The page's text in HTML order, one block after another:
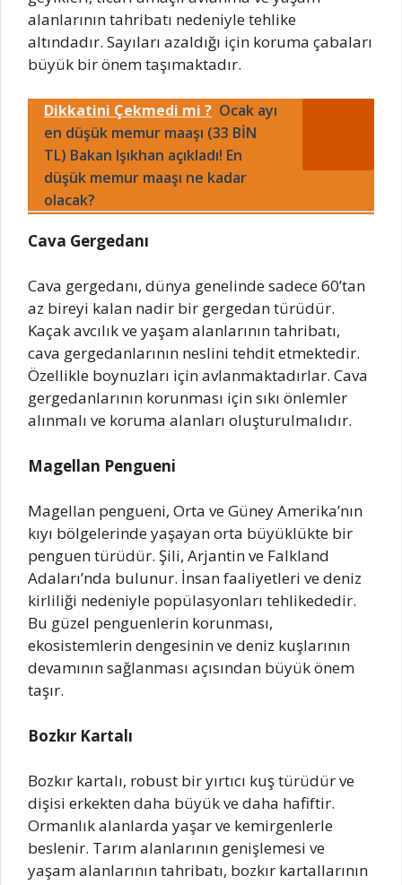
alanlarının tahribatı nedeniyle tehlike
altındadır. Sayıları azaldığı için koruma çabaları
büyük bir önem taşımaktadır.
Dikkatini Çekmedi mi ? Ocak ayı
en düşük memur maaşı (33 BİN
TL) Bakan Işıkhan açıkladı! En
düşük memur maaşı ne kadar
olacak?
Cava Gergedanı
Cava gergedanı, dünya genelinde sadece 60’tan
az bireyi kalan nadir bir gergedan türüdür.
Kaçak avcılık ve yaşam alanlarının tahribatı,
cava gergedanlarının neslini tehdit etmektedir.
Özellikle boynuzları için avlanmaktadırlar. Cava
gergedanlarının korunması için sıkı önlemler
alınmalı ve koruma alanları oluşturulmalıdır.
Magellan Pengueni
Magellan pengueni, Orta ve Güney Amerika’nın
kıyı bölgelerinde yaşayan orta büyüklükte bir
penguen türüdür. Şili, Arjantin ve Falkland
Adaları’nda bulunur. İnsan faaliyetleri ve deniz
kirliliği nedeniyle popülasyonları tehlikededir.
Bu güzel penguenlerin korunması,
ekosistemlerin dengesinin ve deniz kuşlarının
devamının sağlanması açısından büyük önem
taşır.
Bozkır Kartalı
Bozkır kartalı, robust bir yırtıcı kuş türüdür ve
dişisi erkekten daha büyük ve daha hafiftir.
Ormanlık alanlarda yaşar ve kemirgenlerle
beslenir. Tarım alanlarının genişlemesi ve
yaşam alanlarının tahribatı, bozkır kartallarının